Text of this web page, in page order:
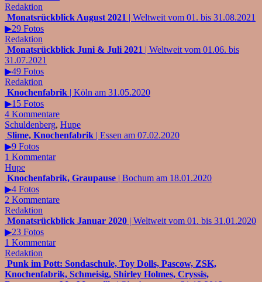
Redaktion
Monatsrückblick August 2021 | Weltweit vom 01. bis 31.08.2021
▶29 Fotos
Redaktion
Monatsrückblick Juni & Juli 2021 | Weltweit vom 01.06. bis
31.07.2021
▶49 Fotos
Redaktion
Knochenfabrik | Köln am 31.05.2020
▶15 Fotos
4 Kommentare
Schuldenberg, Hupe
Slime, Knochenfabrik | Essen am 07.02.2020
▶9 Fotos
1 Kommentar
Hupe
Knochenfabrik, Graupause | Bochum am 18.01.2020
▶4 Fotos
2 Kommentare
Redaktion
Monatsrückblick Januar 2020 | Weltweit vom 01. bis 31.01.2020
▶23 Fotos
1 Kommentar
Redaktion
Punk im Pott: Sondaschule, Toy Dolls, Pascow, ZSK,
Knochenfabrik, Schmeisig, Shirley Holmes, Cryssis,